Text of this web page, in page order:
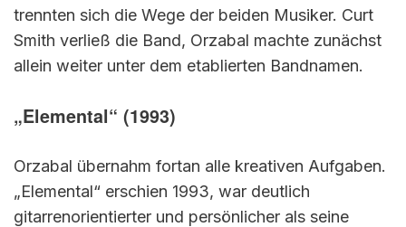
trennten sich die Wege der beiden Musiker. Curt
Smith verließ die Band, Orzabal machte zunächst
allein weiter unter dem etablierten Bandnamen.
„Elemental“ (1993)
Orzabal übernahm fortan alle kreativen Aufgaben.
„Elemental“ erschien 1993, war deutlich
gitarrenorientierter und persönlicher als seine